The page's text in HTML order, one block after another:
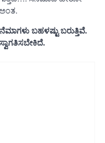
ಬಹಳಷ್ಟು ಬರುತ್ತಿವೆ.